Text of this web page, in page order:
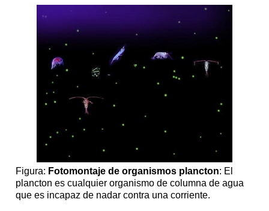
Figura: Fotomontaje de organismos plancton: El
plancton es cualquier organismo de columna de agua
que es incapaz de nadar contra una corriente.